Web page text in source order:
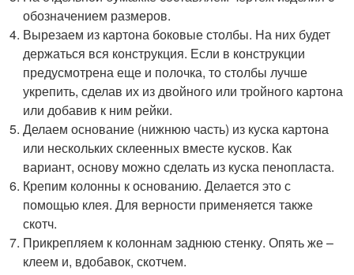
обозначением размеров.
Вырезаем из картона боковые столбы. На них будет
держаться вся конструкция. Если в конструкции
предусмотрена еще и полочка, то столбы лучше
укрепить, сделав их из двойного или тройного картона
или добавив к ним рейки.
Делаем основание (нижнюю часть) из куска картона
или нескольких склеенных вместе кусков. Как
вариант, основу можно сделать из куска пенопласта.
Крепим колонны к основанию. Делается это с
помощью клея. Для верности применяется также
скотч.
Прикрепляем к колоннам заднюю стенку. Опять же –
клеем и, вдобавок, скотчем.